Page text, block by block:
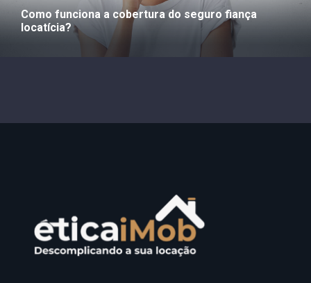
Como funciona a cobertura do seguro fiança
locatícia?